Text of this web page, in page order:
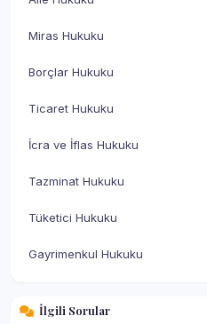
Miras Hukuku
Borçlar Hukuku
Ticaret Hukuku
İcra ve İflas Hukuku
Tazminat Hukuku
Tüketici Hukuku
Gayrimenkul Hukuku
İlgili Sorular